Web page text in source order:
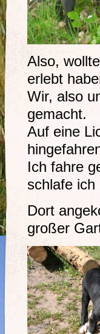
Also,
erlebt
Wir, also
gemacht.
Auf eine
Ich fahre
schlafe ich
Dort
großer